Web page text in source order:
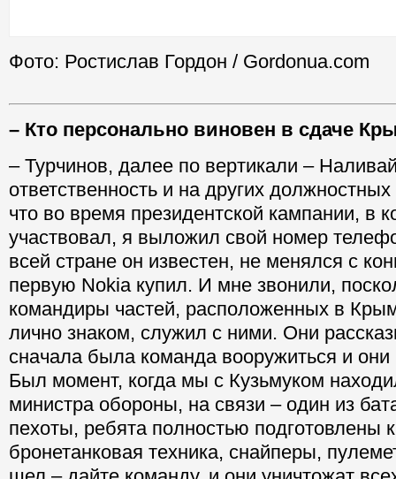
Фото: Ростислав Гордон / Gordonua.com
– Кто персонально виновен в сдаче
– Турчинов, далее по вертикали –
ответственность и на других
что во время президентской кампании, в
участвовал, я выложил свой номер
всей стране он известен, не менялся с
первую Nokia купил. И мне звонили,
командиры частей, расположенных в
лично знаком, служил с ними. Они
сначала была команда вооружиться и
Был момент, когда мы с Кузьмуком
министра обороны, на связи – один из
пехоты, ребята полностью подготовлены
бронетанковая техника, снайперы,